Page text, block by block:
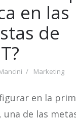
en las
de
Marketing
en la
una de las